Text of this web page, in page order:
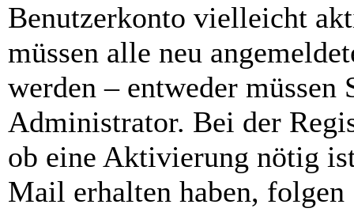
Benutzerkonto vielleicht
müssen alle neu
werden – entweder müssen
Administrator. Bei der
ob eine Aktivierung nötig
Mail erhalten haben, folgen